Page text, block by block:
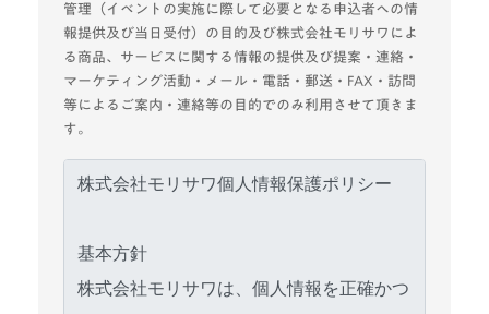
管理（イベントの実施に際して必要となる申込者への情
報提供及び当日受付）の目的及び株式会社モリサワによ
る商品、サービスに関する情報の提供及び提案・連絡・
マーケティング活動・メール・電話・郵送・FAX・訪問
等によるご案内・連絡等の目的でのみ利用させて頂きま
す。